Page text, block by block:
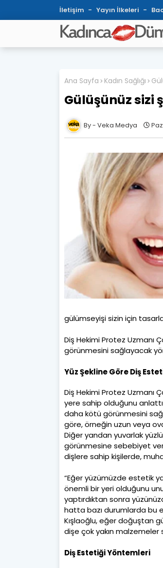
İletişim Yayın İlkeleri
Ana Sayfa Kadın Sağlığı
Gülüşünüz sizi
Veka Medya
gülümseyişi sizin için
Diş Hekimi Protez Uzmanı
görünmesini sağlayacak
Yüz Şekline Göre Diş
Diş Hekimi Protez Uzmanı
yere sahip olduğunu
daha kötü görünmesini
göre, örneğin uzun veya
Diğer yandan yuvarlak
görünmesine sebebiyet
dişlere sahip kişilerde,
“Eğer yüzümüzde estetik
önemli bir yeri olduğunu
yaptırdıktan sonra
hatta bazı durumlarda bu
Kışlaoğlu, eğer doğuştan
dişe çok yakın
Diş Estetiği Yöntemleri